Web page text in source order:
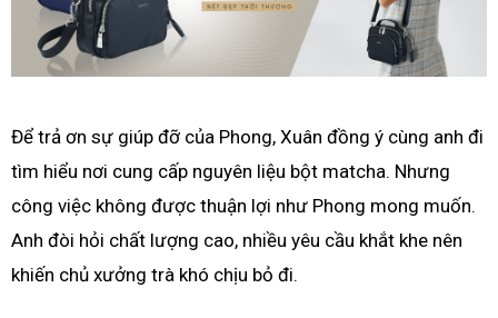
Để trả ơn sự giúp đỡ của Phong, Xuân đồng ý cùng anh đi
tìm hiểu nơi cung cấp nguyên liệu bột matcha. Nhưng
công việc không được thuận lợi như Phong mong muốn.
Anh đòi hỏi chất lượng cao, nhiều yêu cầu khắt khe nên
khiến chủ xưởng trà khó chịu bỏ đi.